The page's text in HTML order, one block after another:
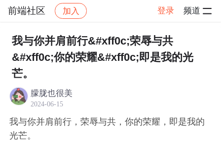
前端社区 加入 登录 频道
社区 前端社区 感慨 帖子详情
我与你并肩前行&#xff0c;荣辱与共
&#xff0c;你的荣耀&#xff0c;即是我的光
芒。
朦胧也很美
2024-06-15
我与你并肩前行，荣辱与共，你的荣耀，即是我的
光芒。